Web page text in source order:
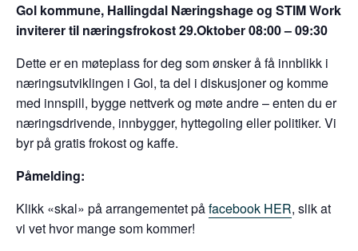
Gol kommune, Hallingdal Næringshage og STIM Work
inviterer til næringsfrokost 29.Oktober 08:00 – 09:30
Dette er en møteplass for deg som ønsker å få innblikk i
næringsutviklingen i Gol, ta del i diskusjoner og komme
med innspill, bygge nettverk og møte andre – enten du er
næringsdrivende, innbygger, hyttegoling eller politiker. Vi
byr på gratis frokost og kaffe.
Påmelding:
Klikk «skal» på arrangementet påfacebook HER, slik at
vi vet hvor mange som kommer!